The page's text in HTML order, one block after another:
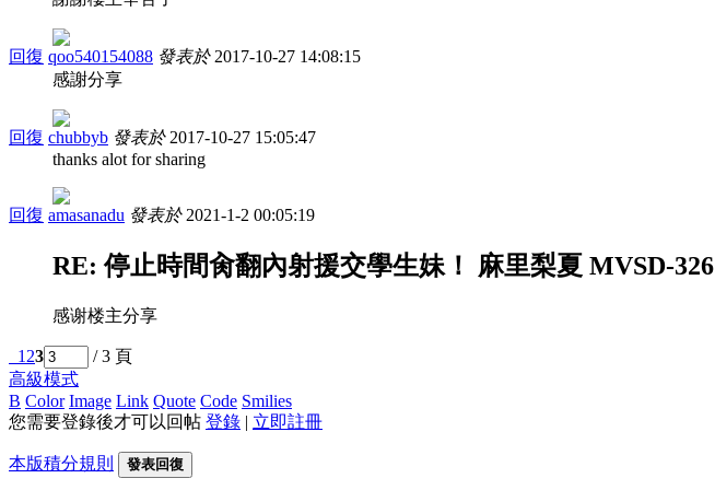
回復 qoo540154088 發表於 2017-10-27 14:08:15
感謝分享
回復 chubbyb 發表於 2017-10-27 15:05:47
thanks alot for sharing
回復 amasanadu 發表於 2021-1-2 00:05:19
RE: 停止時間肏翻內射援交學生妹！ 麻里梨夏 MVSD-326
感谢楼主分享
1 23
/ 3 頁
高級模式
B Color Image Link Quote Code Smilies
您需要登錄後才可以回帖 登錄 | 立即註冊
本版積分規則 發表回復